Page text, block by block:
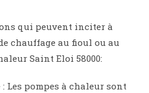
qui peuvent inciter à
chauffage au fioul ou au
Saint Eloi 58000:
: Les pompes à chaleur sont